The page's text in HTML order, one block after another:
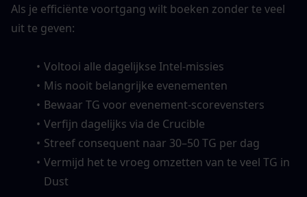
Als je efficiënte voortgang wilt boeken zonder te veel
uit te geven:
Voltooi alle dagelijkse Intel-missies
Mis nooit belangrijke evenementen
Bewaar TG voor evenement-scorevensters
Verfijn dagelijks via de Crucible
Streef consequent naar 30–50 TG per dag
Vermijd het te vroeg omzetten van te veel TG in
Dust